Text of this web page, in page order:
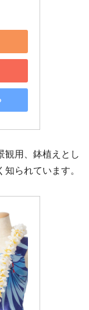
観用、鉢植えとし
られています。